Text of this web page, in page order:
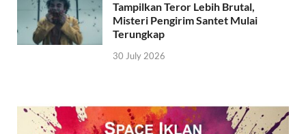
Tampilkan Teror Lebih Brutal,
Misteri Pengirim Santet Mulai
Terungkap
30 July 2026